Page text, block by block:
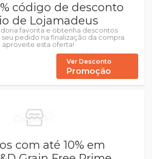
código de desconto
de Lojamadeus
favorita e obtenha descontos
pedido na finalização da compra.
aproveite esta oferta!
Ver Desconto
Promoção
com até 10% em